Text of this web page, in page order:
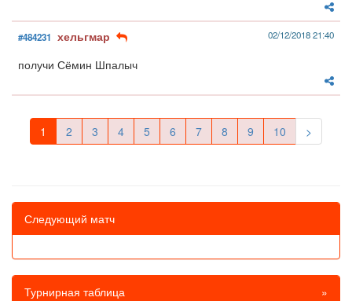
#484231 хельгмар 02/12/2018 21:40
получи Сёмин Шпалыч
1 2 3 4 5 6 7 8 9 10 >
Следующий матч
Турнирная таблица »